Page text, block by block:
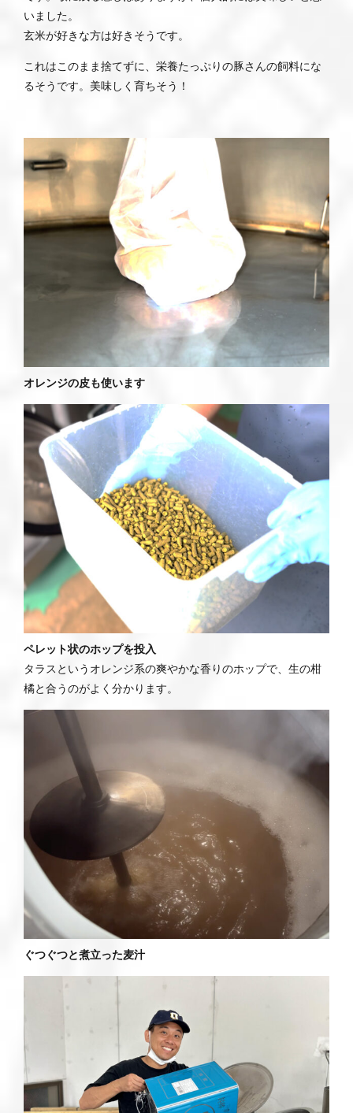
いました。
玄米が好きな方は好きそうです。
これはこのまま捨てずに、栄養たっぷりの豚さんの飼料にな
るそうです。美味しく育ちそう！
オレンジの皮も使います
ペレット状のホップを投入
タラスというオレンジ系の爽やかな香りのホップで、生の柑
橘と合うのがよく分かります。
ぐつぐつと煮立った麦汁